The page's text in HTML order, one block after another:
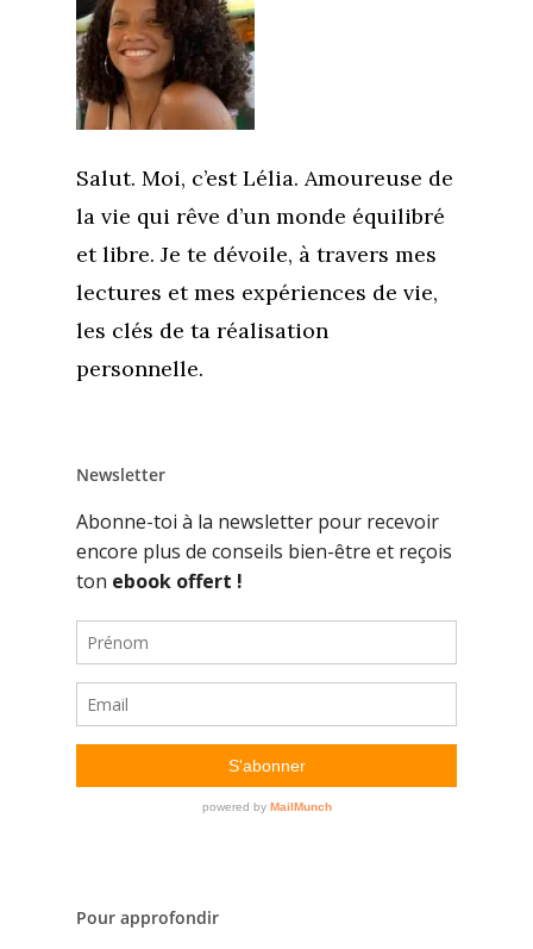
Salut. Moi, c’est Lélia. Amoureuse de
la vie qui rêve d’un monde équilibré
et libre. Je te dévoile, à travers mes
lectures et mes expériences de vie,
les clés de ta réalisation
personnelle.
Newsletter
Pour approfondir